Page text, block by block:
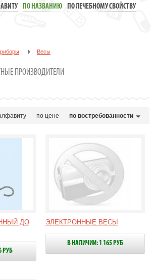
ПО НАЗВАНИЮ
ПО ЛЕЧЕБНОМУ СВОЙСТВУ
Весы
ПРОИЗВОДИТЕЛИ
по цене по востребованности
ДО
РУБ
ЭЛЕКТРОННЫЕ ВЕСЫ
В НАЛИЧИИ: 1 165 РУБ